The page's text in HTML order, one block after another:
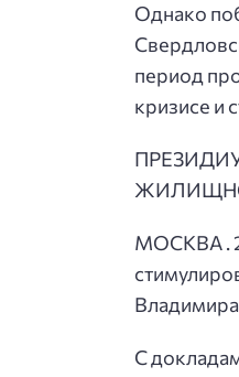
Однако
период
кризисе и
МОСКВА .
С